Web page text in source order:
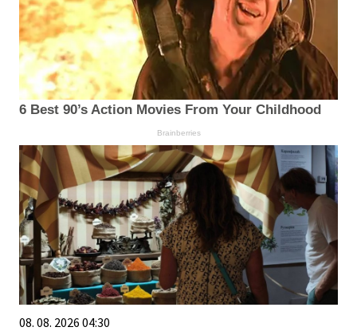
6 Best 90’s Action Movies From Your Childhood
Brainberries
08. 08. 2026 04:30